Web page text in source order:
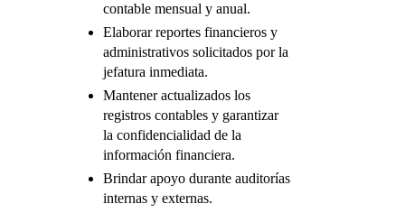
contable mensual y anual.
Elaborar reportes financieros y
administrativos solicitados por la
jefatura inmediata.
Mantener actualizados los
registros contables y garantizar
la confidencialidad de la
información financiera.
Brindar apoyo durante auditorías
internas y externas.